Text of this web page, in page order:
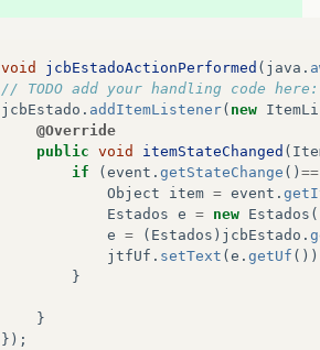
void jcbEstadoActionPerformed ( java .
// TODO add your handling code here:
jcbEstado . addItemListener( new
@Override
public void itemStateChanged (
if
( event . getStateChange () ==
Object
item = event .
Estados e = new Estados
e = ( Estados ) jcbEstado .
jtfUf . setText ( e . getUf
}
}
});